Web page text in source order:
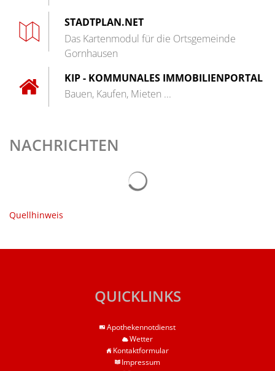
STADTPLAN.NET
Das Kartenmodul für die Ortsgemeinde
Gornhausen
KIP - KOMMUNALES IMMOBILIENPORTAL
Bauen, Kaufen, Mieten ...
NACHRICHTEN
Quellhinweis
QUICKLINKS
Apothekennotdienst
Wetter
Kontaktformular
Impressum